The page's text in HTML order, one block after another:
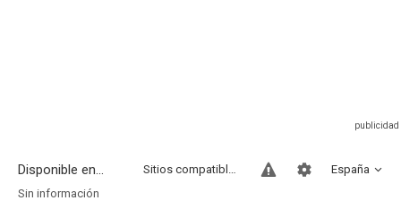
Disponible en... España
Sitios compatibles
Sin información